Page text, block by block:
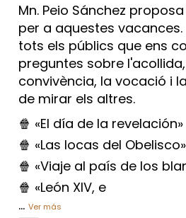
Mn. Peio Sánchez
per a aquestes
tots els públics que ens
preguntes sobre
convivència, la vocació i
de mirar els altres.
🍿 «El día de la revelación»
🍿 «Las locas del Obelisco»
🍿 «Viaje al país de los
🍿 «León XIV, e
... Ver más